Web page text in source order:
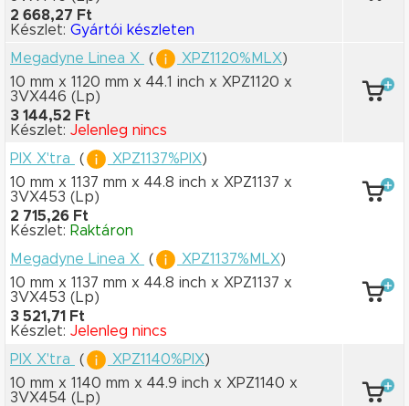
2 668,27 Ft
Készlet: Gyártói készleten
Megadyne Linea X
( XPZ1120%MLX)
10 mm x 1120 mm x 44.1 inch x XPZ1120 x
3VX446 (Lp)
3 144,52 Ft
Készlet: Jelenleg nincs
PIX X'tra
( XPZ1137%PIX)
10 mm x 1137 mm x 44.8 inch x XPZ1137 x
3VX453 (Lp)
2 715,26 Ft
Készlet: Raktáron
Megadyne Linea X
( XPZ1137%MLX)
10 mm x 1137 mm x 44.8 inch x XPZ1137 x
3VX453 (Lp)
3 521,71 Ft
Készlet: Jelenleg nincs
PIX X'tra
( XPZ1140%PIX)
10 mm x 1140 mm x 44.9 inch x XPZ1140 x
3VX454 (Lp)